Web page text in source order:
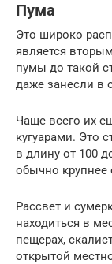
Пума
Это широко
является
пумы до такой
даже занесли в
Чаще всего их
кугуарами. Это
в длину от 100
обычно крупнее
Рассвет и
находиться в
пещерах,
открытой